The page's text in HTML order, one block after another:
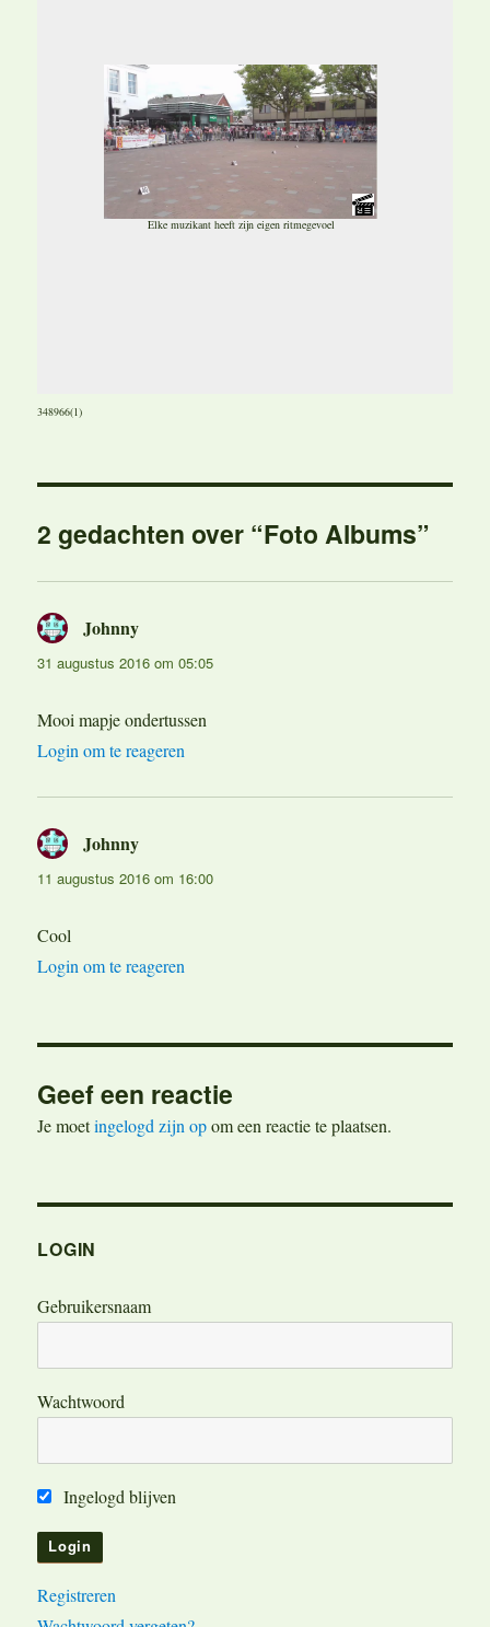
Elke muzikant heeft zijn eigen ritmegevoel
348966(1)
2 gedachten over “Foto Albums”
Johnny
31 augustus 2016 om 05:05
Mooi mapje ondertussen
Login om te reageren
Johnny
11 augustus 2016 om 16:00
Cool
Login om te reageren
Geef een reactie
Je moetingelogd zijn opom een reactie te plaatsen.
LOGIN
Gebruikersnaam
Wachtwoord
Ingelogd blijven
Registreren